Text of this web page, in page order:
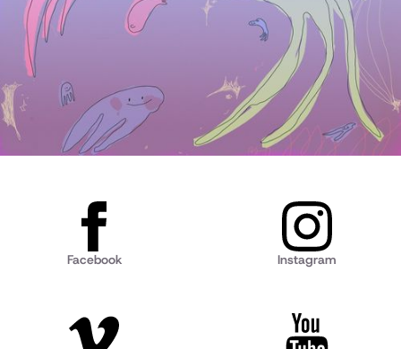
Facebook Instagram